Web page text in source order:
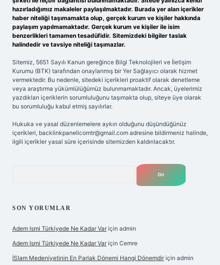
hazırladığımız makaleler paylaşılmaktadır. Burada yer alan içerikler
haber niteliği taşımamakta olup, gerçek kurum ve kişiler hakkında
paylaşım yapılmamaktadır. Gerçek kurum ve kişiler ile isim
benzerlikleri tamamen tesadüfidir. Sitemizdeki bilgiler taslak
halindedir ve tavsiye niteliği taşımazlar.
Sitemiz, 5651 Sayılı Kanun gereğince Bilgi Teknolojileri ve İletişim
Kurumu (BTK) tarafından onaylanmış bir Yer Sağlayıcı olarak hizmet
vermektedir. Bu nedenle, sitedeki içerikleri proaktif olarak denetleme
veya araştırma yükümlülüğümüz bulunmamaktadır. Ancak, üyelerimiz
yazdıkları içeriklerin sorumluluğunu taşımakta olup, siteye üye olarak
bu sorumluluğu kabul etmiş sayılırlar.
Hukuka ve yasal düzenlemelere aykırı olduğunu düşündüğünüz
içerikleri, backlinkpanelicomtr@gmail.com adresine bildirmeniz halinde,
ilgili içerikler yasal süre içerisinde sitemizden kaldırılacaktır.
SON YORUMLAR
Adem Ismi Türkiyede Ne Kadar Var için admin
Adem Ismi Türkiyede Ne Kadar Var için Cemre
İSlam Medeniyetinin En Parlak Dönemi Hangi Dönemdir için admin